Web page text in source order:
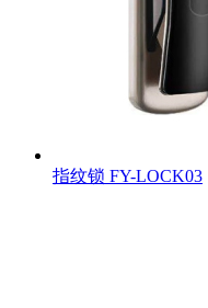
指纹锁 FY-LOCK03